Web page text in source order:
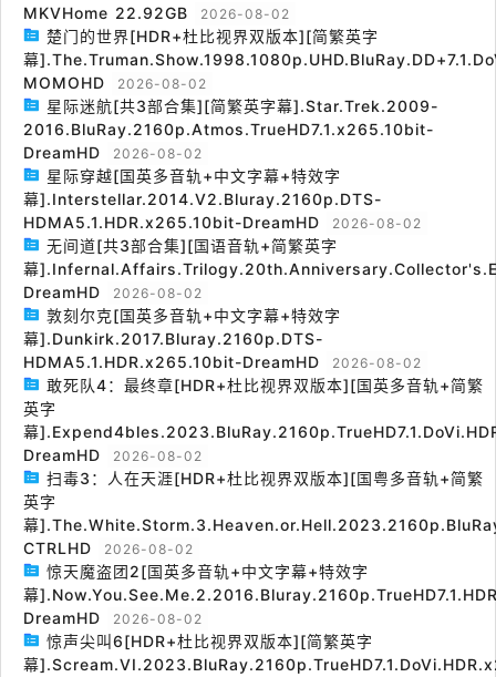
MKVHome 22.92GB
2026-08-02
楚门的世界[HDR+杜比视界双版本][简繁英字
幕
MOMOHD
2026-08-02
星际迷航[共3部合集][简繁英字幕].Star.Trek.2009-
2016.BluRay.2160p.Atmos.TrueHD7.1.x265.10bit-
DreamHD
2026-08-02
星际穿越[国英多音轨+中文字幕+特效字
幕].Interstellar.2014.V2.Bluray.2160p.DTS-
HDMA5.1.HDR.x265.10bit-DreamHD
2026-08-02
无间道[共3部合集][国语音轨+简繁英字
幕
DreamHD
2026-08-02
敦刻尔克[国英多音轨+中文字幕+特效字
幕].Dunkirk.2017.Bluray.2160p.DTS-
HDMA5.1.HDR.x265.10bit-DreamHD
2026-08-02
敢死队4：最终章[HDR+杜比视界双版本][国英多音轨+简繁
英字
幕
DreamHD
2026-08-02
扫毒3：人在天涯[HDR+杜比视界双版本][国粤多音轨+简繁
英字
幕
CTRLHD
2026-08-02
惊天魔盗团2[国英多音轨+中文字幕+特效字
幕
DreamHD
2026-08-02
惊声尖叫6[HDR+杜比视界双版本][简繁英字
幕